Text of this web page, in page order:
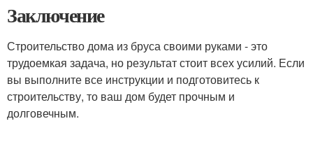
Заключение
Строительство дома из бруса своими руками - это
трудоемкая задача, но результат стоит всех усилий. Если
вы выполните все инструкции и подготовитесь к
строительству, то ваш дом будет прочным и
долговечным.